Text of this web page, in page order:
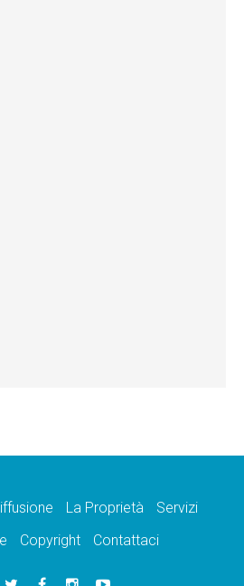
La Proprietà
Servizi
Copyright Contattaci